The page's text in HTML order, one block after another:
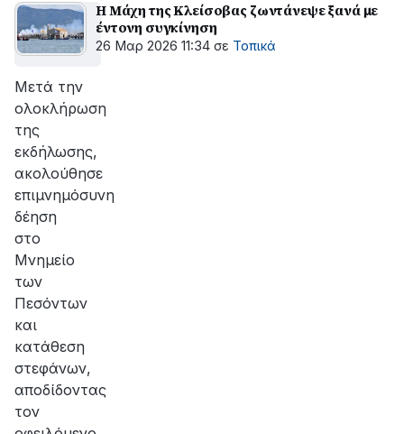
Η Μάχη της Κλείσοβας ζωντάνεψε ξανά με
έντονη συγκίνηση
26 Μαρ 2026 11:34 σε Τοπικά
Μετά την
ολοκλήρωση
της
εκδήλωσης,
ακολούθησε
επιμνημόσυνη
δέηση
στο
Μνημείο
των
Πεσόντων
και
κατάθεση
στεφάνων,
αποδίδοντας
τον